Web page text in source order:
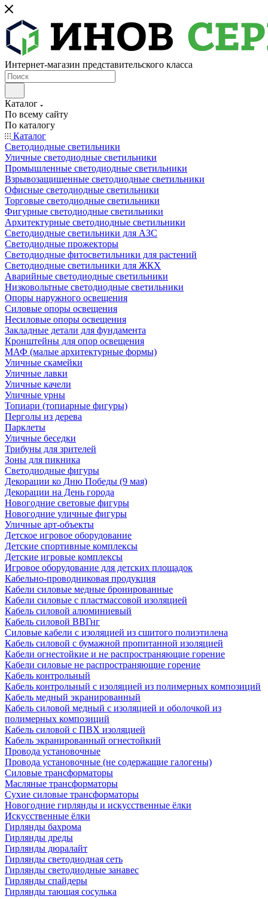
Интернет-магазин представительского класса
Каталог
По всему сайту
По каталогу
Каталог
Светодиодные светильники
Уличные светодиодные светильники
Промышленные светодиодные светильники
Взрывозащищенные светодиодные светильники
Офисные светодиодные светильники
Торговые светодиодные светильники
Фигурные светодиодные светильники
Архитектурные светодиодные светильники
Светодиодные светильники для АЗС
Светодиодные прожекторы
Светодиодные фитосветильники для растений
Светодиодные светильники для ЖКХ
Аварийные светодиодные светильники
Низковольтные светодиодные светильники
Опоры наружного освещения
Силовые опоры освещения
Несиловые опоры освещения
Закладные детали для фундамента
Кронштейны для опор освещения
МАФ (малые архитектурные формы)
Уличные скамейки
Уличные лавки
Уличные качели
Уличные урны
Топиари (топиарные фигуры)
Перголы из дерева
Парклеты
Уличные беседки
Трибуны для зрителей
Зоны для пикника
Светодиодные фигуры
Декорации ко Дню Победы (9 мая)
Декорации на День города
Новогодние световые фигуры
Новогодние уличные фигуры
Уличные арт-объекты
Детское игровое оборудование
Детские спортивные комплексы
Детские игровые комплексы
Игровое оборудование для детских площадок
Кабельно-проводниковая продукция
Кабели силовые медные бронированные
Кабели силовые с пластмассовой изоляцией
Кабель силовой алюминиевый
Кабель силовой ВВГнг
Силовые кабели с изоляцией из сшитого полиэтилена
Кабель силовой с бумажной пропитанной изоляцией
Кабели огнестойкие и не распространяющие горение
Кабели силовые не распространяющие горение
Кабель контрольный
Кабель контрольный с изоляцией из полимерных композиций
Кабель медный экранированный
Кабель силовой медный с изоляцией и оболочкой из
полимерных композиций
Кабель силовой с ПВХ изоляцией
Кабель экранированный огнестойкий
Провода установочные
Провода установочные (не содержащие галогены)
Силовые трансформаторы
Масляные трансформаторы
Сухие силовые трансформаторы
Новогодние гирлянды и искусственные ёлки
Искусственные ёлки
Гирлянды бахрома
Гирлянды дреды
Гирлянды дюралайт
Гирлянды светодиодная сеть
Гирлянды светодиодные занавес
Гирлянды спайдеры
Гирлянды тающая сосулька